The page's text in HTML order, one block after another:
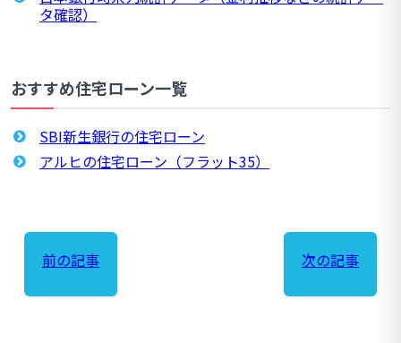
タ確認）
おすすめ住宅ローン一覧
SBI新生銀行の住宅ローン
アルヒの住宅ローン（フラット35）
前の記事 次の記事